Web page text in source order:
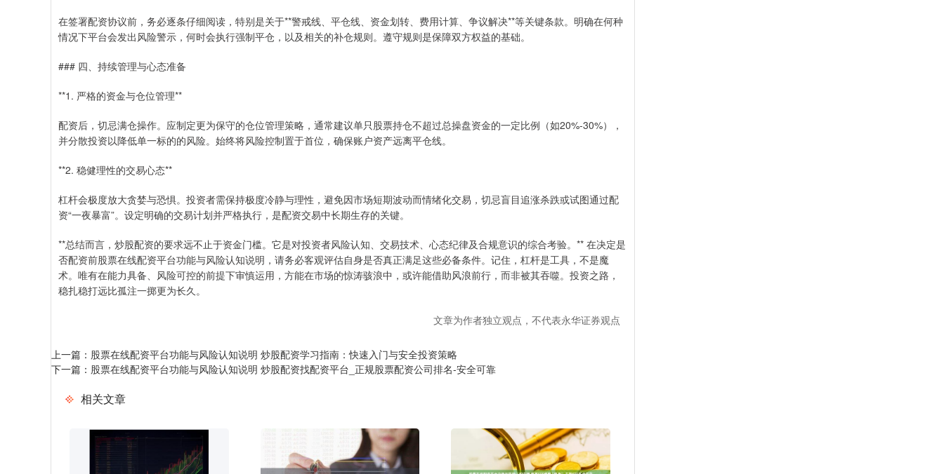
在签署配资协议前，务必逐条仔细阅读，特别是关于**警戒线、平仓线、资金划转、费用计算、争议解决**等关键条款。明确在何种
情况下平台会发出风险警示，何时会执行强制平仓，以及相关的补仓规则。遵守规则是保障双方权益的基础。
### 四、持续管理与心态准备
**1. 严格的资金与仓位管理**
配资后，切忌满仓操作。应制定更为保守的仓位管理策略，通常建议单只股票持仓不超过总操盘资金的一定比例（如20%-30%），
并分散投资以降低单一标的的风险。始终将风险控制置于首位，确保账户资产远离平仓线。
**2. 稳健理性的交易心态**
杠杆会极度放大贪婪与恐惧。投资者需保持极度冷静与理性，避免因市场短期波动而情绪化交易，切忌盲目追涨杀跌或试图通过配
资“一夜暴富”。设定明确的交易计划并严格执行，是配资交易中长期生存的关键。
**总结而言，炒股配资的要求远不止于资金门槛。它是对投资者风险认知、交易技术、心态纪律及合规意识的综合考验。** 在决定是
否配资前股票在线配资平台功能与风险认知说明，请务必客观评估自身是否真正满足这些必备条件。记住，杠杆是工具，不是魔
术。唯有在能力具备、风险可控的前提下审慎运用，方能在市场的惊涛骇浪中，或许能借助风浪前行，而非被其吞噬。投资之路，
稳扎稳打远比孤注一掷更为长久。
文章为作者独立观点，不代表永华证券观点
上一篇： 股票在线配资平台功能与风险认知说明 炒股配资学习指南：快速入门与安全投资策略
下一篇： 股票在线配资平台功能与风险认知说明 炒股配资找配资平台_正规股票配资公司排名-安全可靠
相关文章